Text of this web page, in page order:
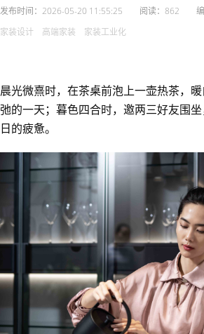
发布时间：2026-05-20 11:55:25 阅读：862 编
家装设计 高端家装 家装工业化
晨光微熹时，在茶桌前泡上一壶热茶，
弛的一天；暮色四合时，邀两三好友围
日的疲惫。